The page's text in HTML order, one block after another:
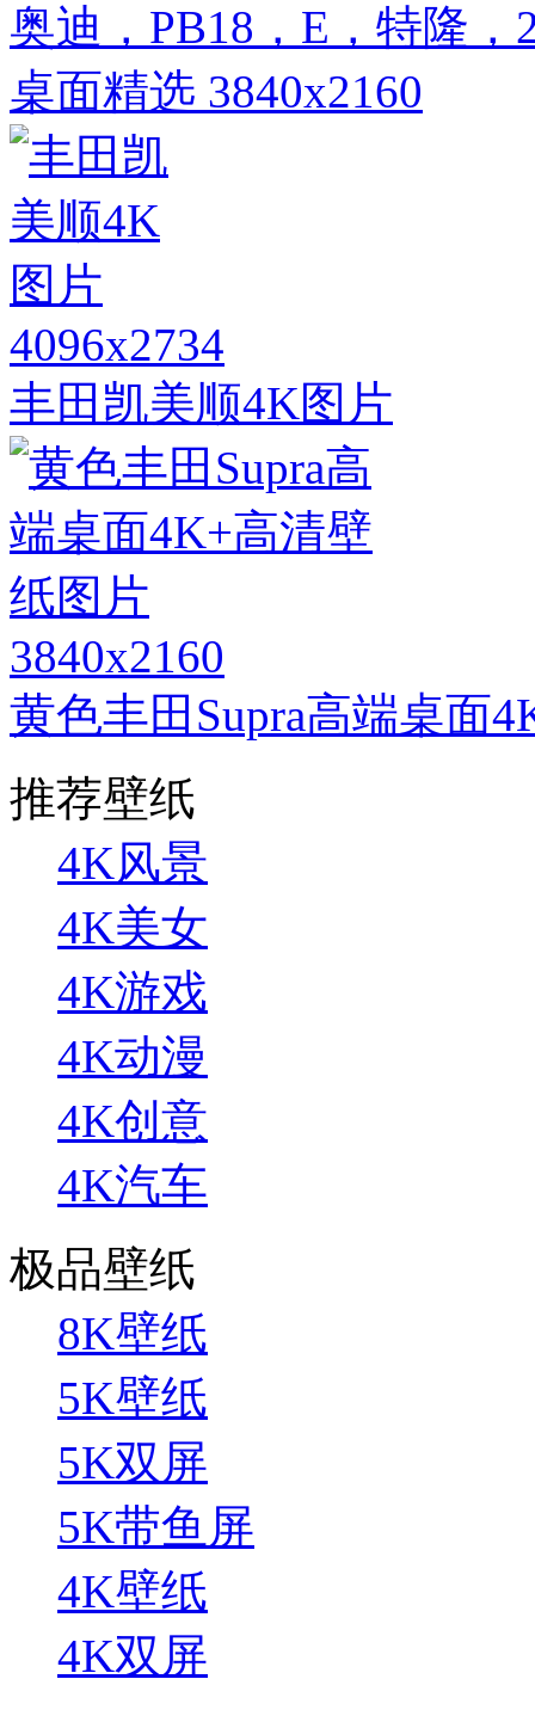
奥迪，PB18，E，特隆
桌面精选 3840x2160
4096x2734
丰田凯美顺4K图片
3840x2160
黄色丰田Supra高端桌面
推荐壁纸
4K风景
4K美女
4K游戏
4K动漫
4K创意
4K汽车
极品壁纸
8K壁纸
5K壁纸
5K双屏
5K带鱼屏
4K壁纸
4K双屏